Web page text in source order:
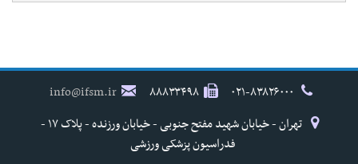
۸۸۸۳۳۴۹۸
info@ifsm.ir
تهران - خیابان شهید مفتح جنوبی - خیابان ورزنده - پلاک ۱۷ -
فدراسیون پزشکی ورزشی